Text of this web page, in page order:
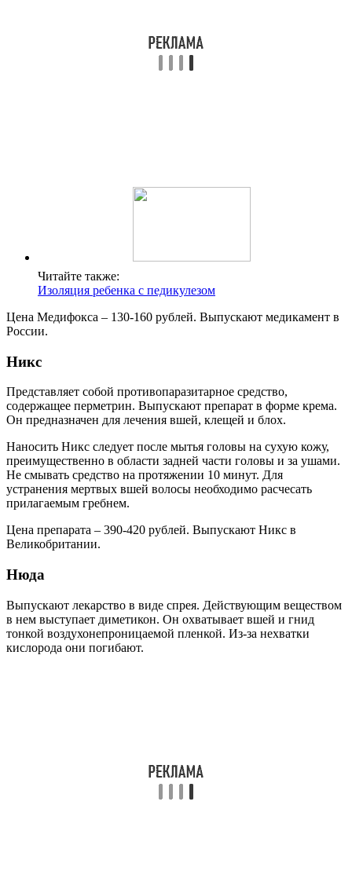
Читайте также:
Изоляция ребенка с педикулезом
Цена Медифокса – 130-160 рублей. Выпускают медикамент в
России.
Никс
Представляет собой противопаразитарное средство,
содержащее перметрин. Выпускают препарат в форме крема.
Он предназначен для лечения вшей, клещей и блох.
Наносить Никс следует после мытья головы на сухую кожу,
преимущественно в области задней части головы и за ушами.
Не смывать средство на протяжении 10 минут. Для
устранения мертвых вшей волосы необходимо расчесать
прилагаемым гребнем.
Цена препарата – 390-420 рублей. Выпускают Никс в
Великобритании.
Нюда
Выпускают лекарство в виде спрея. Действующим веществом
в нем выступает диметикон. Он охватывает вшей и гнид
тонкой воздухонепроницаемой пленкой. Из-за нехватки
кислорода они погибают.